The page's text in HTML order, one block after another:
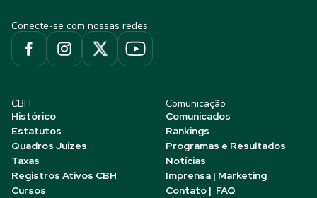
Conecte-se com nossas redes
CBH
Histórico
Estatutos
Quadros Juízes
Taxas
Registros Ativos CBH
Cursos
Comunicação
Comunicados
Rankings
Programas e Resultados
Notícias
Imprensa | Marketing
Contato | FAQ